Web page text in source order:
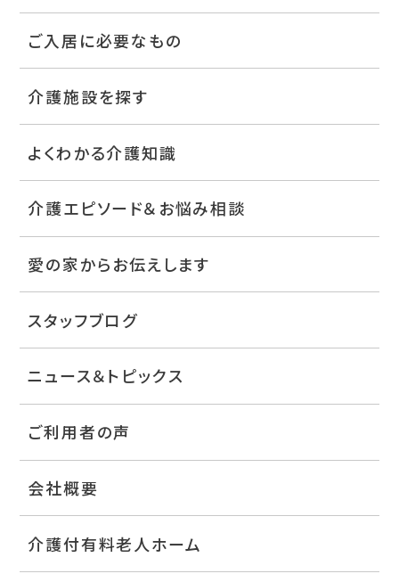
ご入居に必要なもの
介護施設を探す
よくわかる介護知識
介護エピソード＆お悩み相談
愛の家からお伝えします
スタッフブログ
ニュース＆トピックス
ご利用者の声
会社概要
介護付有料老人ホーム